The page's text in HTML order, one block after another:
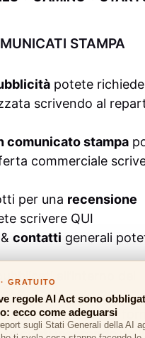
STAMPA
potete
scrivendo al
comunicato stampa
commerciale
per una recensione
scrivere QUI
& contatti generali
all’interno del
“Copyright 2024”
in nessuna
citati inserendo un
GRATUITO
regole AI Act sono
ecco come adeguarsi
sugli Stati Generali della AI